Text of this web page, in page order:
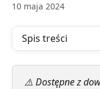
10 maja 2024
Spis treści
⚠️ Dostępne z